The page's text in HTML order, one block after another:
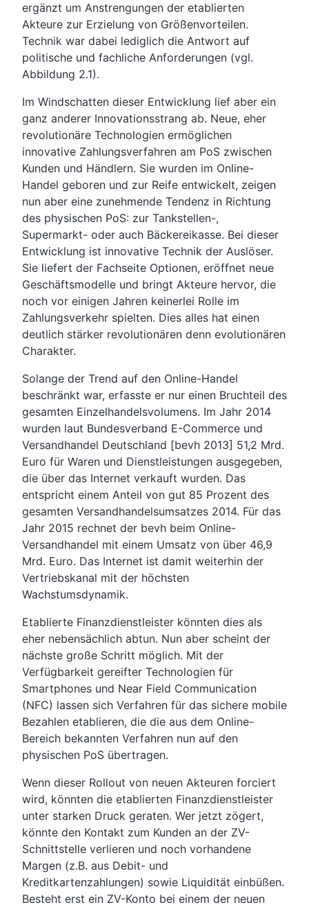
ergänzt um Anstrengungen der etablierten
Akteure zur Erzielung von Größenvorteilen.
Technik war dabei lediglich die Antwort auf
politische und fachliche Anforderungen (vgl.
Abbildung 2.1).
Im Windschatten dieser Entwicklung lief aber ein
ganz anderer Innovationsstrang ab. Neue, eher
revolutionäre Technologien ermöglichen
innovative Zahlungsverfahren am PoS zwischen
Kunden und Händlern. Sie wurden im Online-
Handel geboren und zur Reife entwickelt, zeigen
nun aber eine zunehmende Tendenz in Richtung
des physischen PoS: zur Tankstellen-,
Supermarkt- oder auch Bäckereikasse. Bei dieser
Entwicklung ist innovative Technik der Auslöser.
Sie liefert der Fachseite Optionen, eröffnet neue
Geschäftsmodelle und bringt Akteure hervor, die
noch vor einigen Jahren keinerlei Rolle im
Zahlungsverkehr spielten. Dies alles hat einen
deutlich stärker revolutionären denn evolutionären
Charakter.
Solange der Trend auf den Online-Handel
beschränkt war, erfasste er nur einen Bruchteil des
gesamten Einzelhandelsvolumens. Im Jahr 2014
wurden laut Bundesverband E-Commerce und
Versandhandel Deutschland [bevh 2013] 51,2 Mrd.
Euro für Waren und Dienstleistungen ausgegeben,
die über das Internet verkauft wurden. Das
entspricht einem Anteil von gut 85 Prozent des
gesamten Versandhandelsumsatzes 2014. Für das
Jahr 2015 rechnet der bevh beim Online-
Versandhandel mit einem Umsatz von über 46,9
Mrd. Euro. Das Internet ist damit weiterhin der
Vertriebskanal mit der höchsten
Wachstumsdynamik.
Etablierte Finanzdienstleister könnten dies als
eher nebensächlich abtun. Nun aber scheint der
nächste große Schritt möglich. Mit der
Verfügbarkeit gereifter Technologien für
Smartphones und Near Field Communication
(NFC) lassen sich Verfahren für das sichere mobile
Bezahlen etablieren, die die aus dem Online-
Bereich bekannten Verfahren nun auf den
physischen PoS übertragen.
Wenn dieser Rollout von neuen Akteuren forciert
wird, könnten die etablierten Finanzdienstleister
unter starken Druck geraten. Wer jetzt zögert,
könnte den Kontakt zum Kunden an der ZV-
Schnittstelle verlieren und noch vorhandene
Margen (z.B. aus Debit- und
Kreditkartenzahlungen) sowie Liquidität einbüßen.
Besteht erst ein ZV-Konto bei einem der neuen